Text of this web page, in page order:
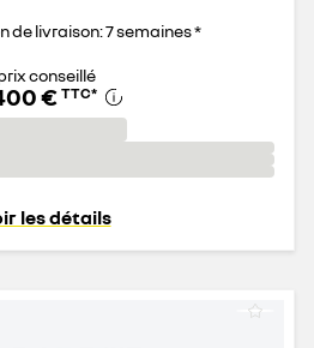
de livraison: 7 semaines *
conseillé
€TTC*
les détails